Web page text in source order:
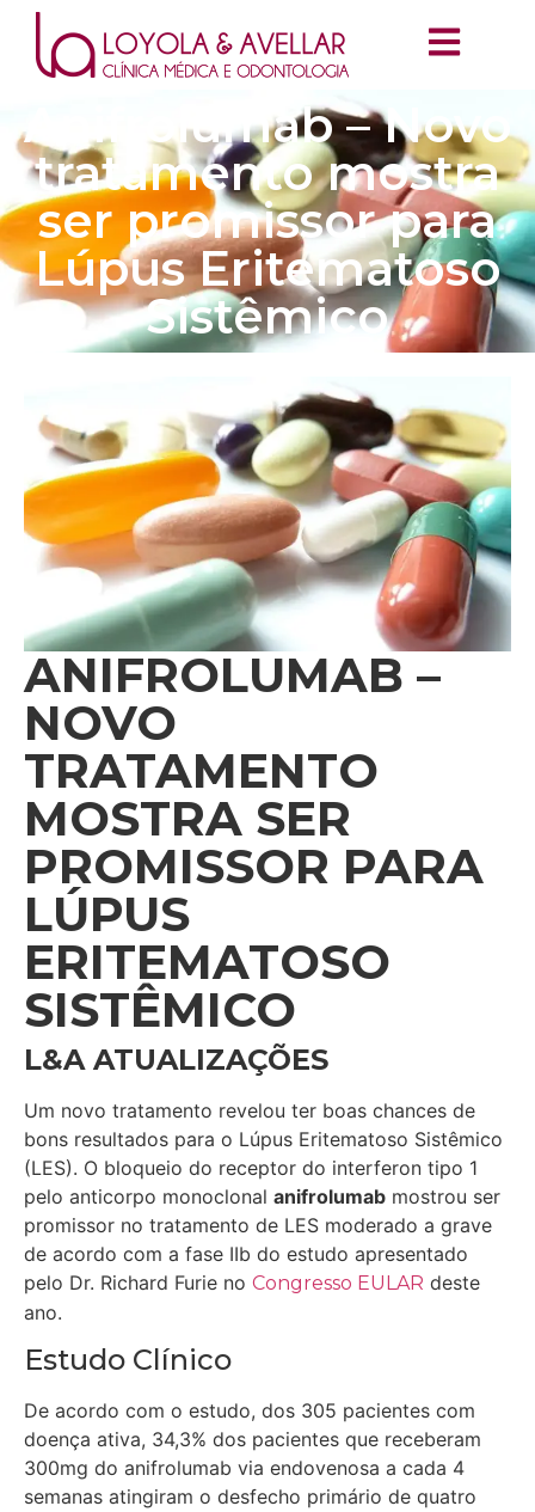
Anifrolumab – Novo
tratamento mostra
ser promissor para
Lúpus Eritematoso
Sistêmico
ANIFROLUMAB –
NOVO
TRATAMENTO
MOSTRA SER
PROMISSOR PARA
LÚPUS
ERITEMATOSO
SISTÊMICO
L&A ATUALIZAÇÕES
Um novo tratamento revelou ter boas chances de
bons resultados para o Lúpus Eritematoso Sistêmico
(LES). O bloqueio do receptor do interferon tipo 1
pelo anticorpo monoclonal anifrolumab mostrou ser
promissor no tratamento de LES moderado a grave
de acordo com a fase IIb do estudo apresentado
pelo Dr. Richard Furie no Congresso EULAR deste
ano.
Estudo Clínico
De acordo com o estudo, dos 305 pacientes com
doença ativa, 34,3% dos pacientes que receberam
300mg do anifrolumab via endovenosa a cada 4
semanas atingiram o desfecho primário de quatro